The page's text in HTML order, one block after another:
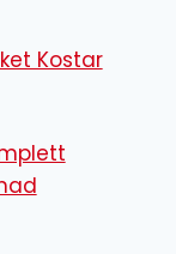
Kostar